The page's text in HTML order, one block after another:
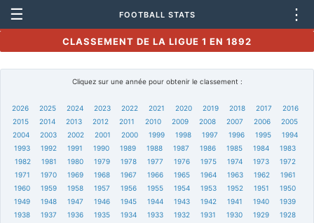
☰ FOOTBALL STATS ⋮
CLASSEMENT DE LA LIGUE 1 EN 1892
Cliquez sur une année pour obtenir le classement :
2026 2025 2024 2023 2022 2021 2020 2019 2018 2017
2016
2015
2014 2013 2012 2011 2010 2009 2008 2007 2006
2005
2004
2003 2002 2001 2000 1999 1998 1997 1996 1995
1994
1993
1992 1991 1990 1989 1988 1987 1986 1985 1984
1983
1982
1981 1980 1979 1978 1977 1976 1975 1974 1973
1972
1971
1970 1969 1968 1967 1966 1965 1964 1963 1962
1961
1960
1959 1958 1957 1956 1955 1954 1953 1952 1951
1950
1949
1948 1947 1946 1945 1944 1943 1942 1941 1940
1939
1938
1937 1936 1935 1934 1933 1932 1931 1930 1929
1928